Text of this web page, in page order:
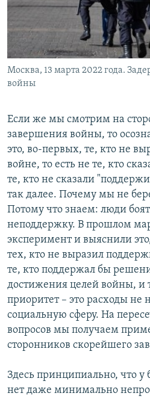
Москва, 13 марта 2022 года.
войны
Если же мы смотрим на
завершения войны, то
это, во-первых, те, кто не
войне, то есть не те, кто
те, кто не сказали
так далее. Почему мы не
Потому что знаем: люди
неподдержку. В прошлом
эксперимент и выяснили
тех, кто не выразил
те, кто поддержал бы
достижения целей войны, и
приоритет – это расходы не
социальную сферу. На
вопросов мы получаем
сторонников скорейшего
Здесь принципиально, что у
нет даже минимально